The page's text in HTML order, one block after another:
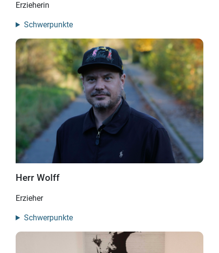
Erzieherin
Schwerpunkte
Herr Wolff
Erzieher
Schwerpunkte